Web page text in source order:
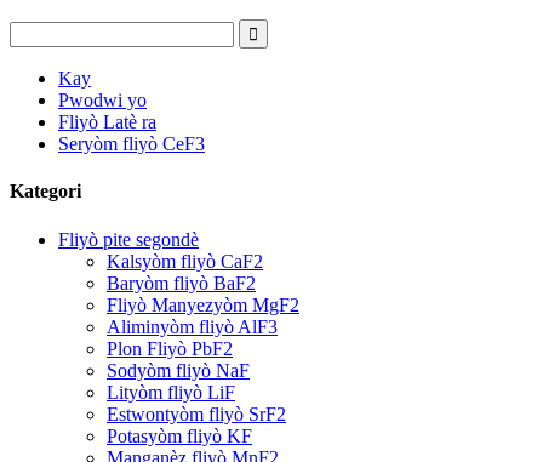
Kay
Pwodwi yo
Fliyò Latè ra
Seryòm fliyò CeF3
Kategori
Fliyò pite segondè
Kalsyòm fliyò CaF2
Baryòm fliyò BaF2
Fliyò Manyezyòm MgF2
Aliminyòm fliyò AlF3
Plon Fliyò PbF2
Sodyòm fliyò NaF
Lityòm fliyò LiF
Estwontyòm fliyò SrF2
Potasyòm fliyò KF
Manganèz fliyò MnF2